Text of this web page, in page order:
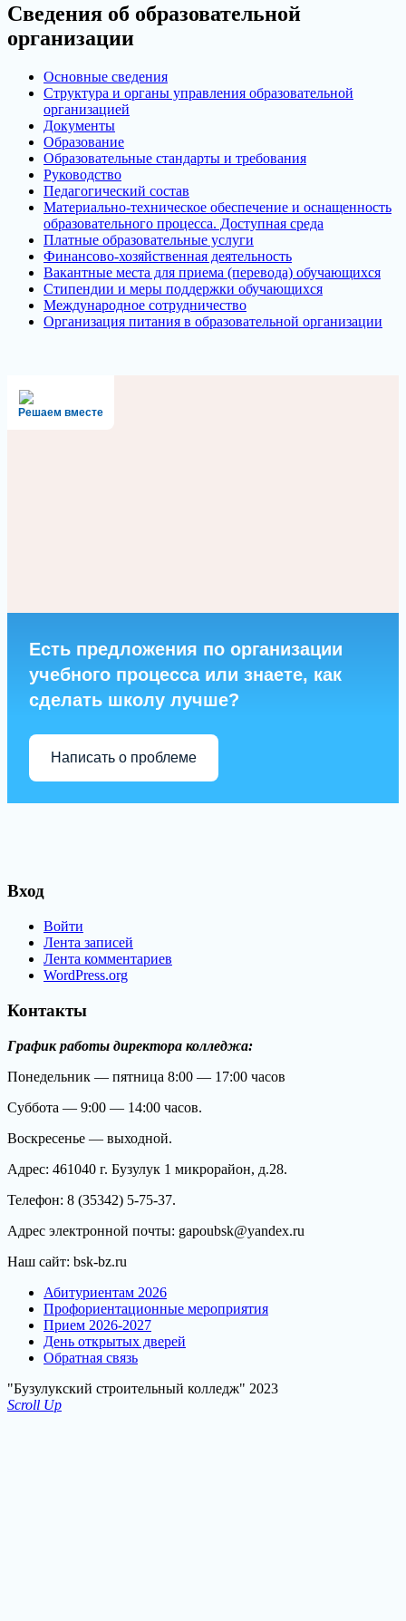
Сведения об образовательной
организации
Основные сведения
Структура и органы управления образовательной
организацией
Документы
Образование
Образовательные стандарты и требования
Руководство
Педагогический состав
Материально-техническое обеспечение и оснащенность
образовательного процесса. Доступная среда
Платные образовательные услуги
Финансово-хозяйственная деятельность
Вакантные места для приема (перевода) обучающихся
Стипендии и меры поддержки обучающихся
Международное сотрудничество
Организация питания в образовательной организации
Решаем вместе
Есть предложения по организации
учебного процесса или знаете, как
сделать школу лучше?
Написать о проблеме
Вход
Войти
Лента записей
Лента комментариев
WordPress.org
Контакты
График работы директора колледжа:
Понедельник — пятница 8:00 — 17:00 часов
Суббота — 9:00 — 14:00 часов.
Воскресенье — выходной.
Адрес: 461040 г. Бузулук 1 микрорайон, д.28.
Телефон: 8 (35342) 5-75-37.
Адрес электронной почты: gapoubsk@yandex.ru
Наш сайт: bsk-bz.ru
Абитуриентам 2026
Профориентационные мероприятия
Прием 2026-2027
День открытых дверей
Обратная связь
"Бузулукский строительный колледж" 2023
Scroll Up